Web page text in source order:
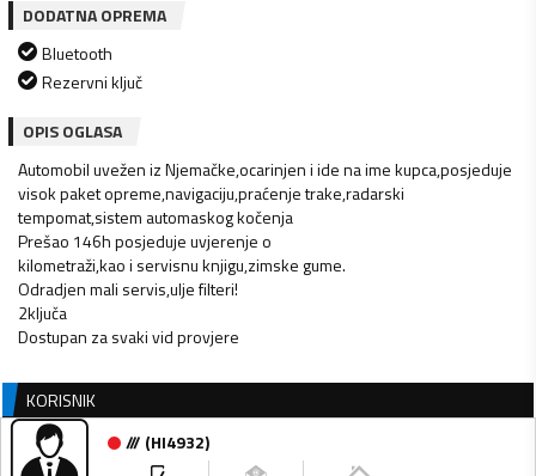
DODATNA OPREMA
Bluetooth
Rezervni ključ
OPIS OGLASA
Automobil uvežen iz Njemačke,ocarinjen i ide na ime kupca,posjeduje
visok paket opreme,navigaciju,praćenje trake,radarski
tempomat,sistem automaskog kočenja
Prešao 146h posjeduje uvjerenje o
kilometraži,kao i servisnu knjigu,zimske gume.
Odradjen mali servis,ulje filteri!
2ključa
KORISNIK
/// (HI4932)